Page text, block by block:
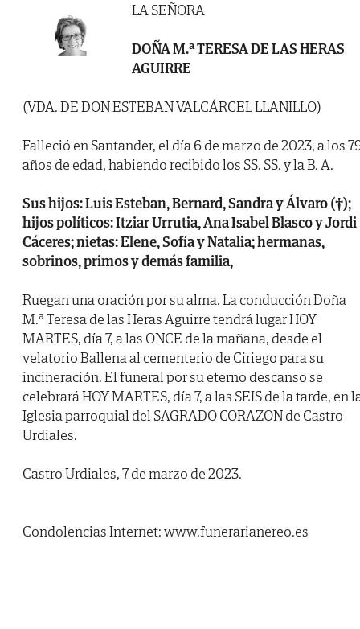
LA SEÑORA
DOÑA M.ª TERESA DE LAS HERAS
AGUIRRE
(VDA. DE DON ESTEBAN VALCÁRCEL LLANILLO)
Falleció en Santander, el día 6 de marzo de 2023, a los
años de edad, habiendo recibido los SS. SS. y la B. A.
Sus hijos: Luis Esteban, Bernard, Sandra y Álvaro (†);
hijos políticos: Itziar Urrutia, Ana Isabel Blasco y Jordi
Cáceres; nietas: Elene, Sofía y Natalia; hermanas,
sobrinos, primos y demás familia,
Ruegan una oración por su alma. La conducción Doña
M.ª Teresa de las Heras Aguirre tendrá lugar HOY
MARTES, día 7, a las ONCE de la mañana, desde el
velatorio Ballena al cementerio de Ciriego para su
incineración. El funeral por su eterno descanso se
celebrará HOY MARTES, día 7, a las SEIS de la tarde, en
Iglesia parroquial del SAGRADO CORAZON de Castro
Urdiales.
Castro Urdiales, 7 de marzo de 2023.
Condolencias Internet: www.funerarianereo.es